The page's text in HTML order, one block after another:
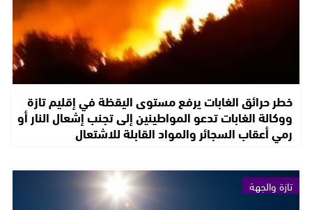
خطر حرائق الغابات يرفع مستوى اليقظة في إقليم تازة
ووكالة الغابات تدعو المواطينين إلى تجنب إشعال النار أو
رمي أعقاب السجائر والمواد القابلة للاشتعال
تازة والجهة